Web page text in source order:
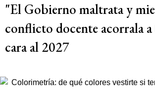
"El Gobierno maltrata y
conflicto docente acorrala
cara al 2027